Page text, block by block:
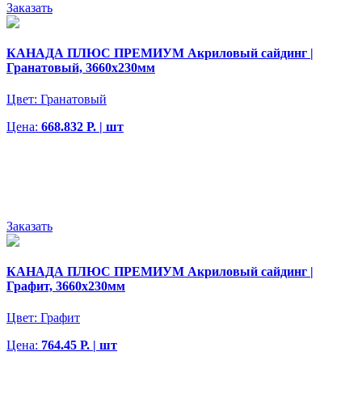
Заказать
КАНАДА ПЛЮС ПРЕМИУМ Акриловый сайдинг |
Гранатовый, 3660х230мм
Цвет: Гранатовый
Цена: 668.832 Р. | шт
Заказать
КАНАДА ПЛЮС ПРЕМИУМ Акриловый сайдинг |
Графит, 3660х230мм
Цвет: Графит
Цена: 764.45 Р. | шт